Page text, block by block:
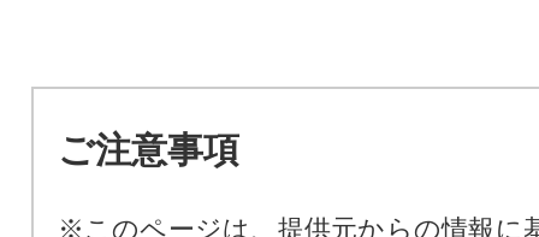
ご注意事項
※このページは、提供元からの情報に